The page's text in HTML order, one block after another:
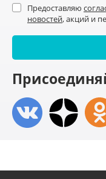
Предоставляю
новостей, акций и